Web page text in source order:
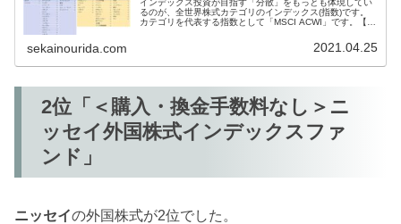
インデックス投資が目指す「分散」をもっとも体現してい
るのが、全世界株式カテゴリのインデックス(指数)です。
カテゴリを代表する指数として「MSCI ACWI」です。【全
いるかもしれません。株式における全世界は、意外と限定
sekainourida.com 2021.04.25
2位「＜購入・換金手数料なし＞ニ
ッセイ外国株式インデックスファ
ンド」
ニッセイの外国株式が2位でした。